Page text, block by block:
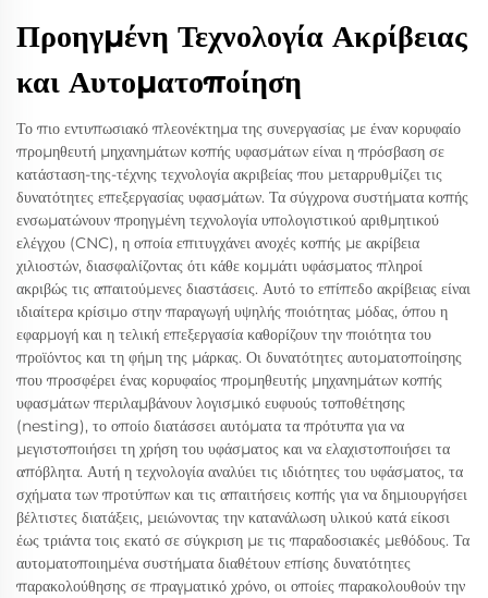
Προηγμένη Τεχνολογία Ακρίβειας
και Αυτοματοποίηση
Το πιο εντυπωσιακό πλεονέκτημα της συνεργασίας με έναν κορυφαίο
προμηθευτή μηχανημάτων κοπής υφασμάτων είναι η πρόσβαση σε
κατάσταση-της-τέχνης τεχνολογία ακριβείας που μεταρρυθμίζει τις
δυνατότητες επεξεργασίας υφασμάτων. Τα σύγχρονα συστήματα κοπής
ενσωματώνουν προηγμένη τεχνολογία υπολογιστικού αριθμητικού
ελέγχου (CNC), η οποία επιτυγχάνει ανοχές κοπής με ακρίβεια
χιλιοστών, διασφαλίζοντας ότι κάθε κομμάτι υφάσματος πληροί
ακριβώς τις απαιτούμενες διαστάσεις. Αυτό το επίπεδο ακρίβειας είναι
ιδιαίτερα κρίσιμο στην παραγωγή υψηλής ποιότητας μόδας, όπου η
εφαρμογή και η τελική επεξεργασία καθορίζουν την ποιότητα του
προϊόντος και τη φήμη της μάρκας. Οι δυνατότητες αυτοματοποίησης
που προσφέρει ένας κορυφαίος προμηθευτής μηχανημάτων κοπής
υφασμάτων περιλαμβάνουν λογισμικό ευφυούς τοποθέτησης
(nesting), το οποίο διατάσσει αυτόματα τα πρότυπα για να
μεγιστοποιήσει τη χρήση του υφάσματος και να ελαχιστοποιήσει τα
απόβλητα. Αυτή η τεχνολογία αναλύει τις ιδιότητες του υφάσματος, τα
σχήματα των προτύπων και τις απαιτήσεις κοπής για να δημιουργήσει
βέλτιστες διατάξεις, μειώνοντας την κατανάλωση υλικού κατά είκοσι
έως τριάντα τοις εκατό σε σύγκριση με τις παραδοσιακές μεθόδους. Τα
αυτοματοποιημένα συστήματα διαθέτουν επίσης δυνατότητες
παρακολούθησης σε πραγματικό χρόνο, οι οποίες παρακολουθούν την